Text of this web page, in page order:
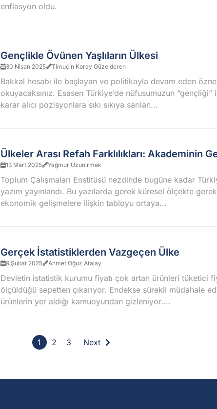
enflasyon oldu.
Gençlikle Övünen Yaşlıların Ülkesi
30 Nisan 2025 Timuçin Koray Güzelderen
Bakkal hesabı ile başlayan ve politikayla devam eden
okuyacaksınız. Esasen Türkiye’de nüfusumuzun “gençliği”
karar alıcı pozisyonlara sıkı sıkıya sarılan...
Ülkeler Arası Refah Farklılıkları: Akademinin
13 Mart 2025 Yağmur Uzunırmak
Toplum Çalışmaları Enstitüsü nezdinde bugüne kadar
yazım yayınlandı. Bu yazılarda gerek küresel ölçekte
ekonomik gelişmelere ilişkin tabloyu ortaya...
Gerçek İstatistiklerden Vazgeçen Ülke
9 Şubat 2025 Ahmet Oğuz Atalay
Devletin istatistik kurumu fiyatı çok artan ürünleri tüketici
ölçüldüğü sepetten çıkarıyor. Endekse sürekli müdahale
ürünlerin yer aldığı kamuoyundan gizleniyor....
1 2 3 Next